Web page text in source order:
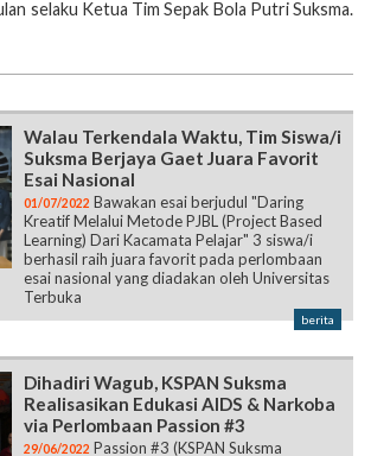
selaku Ketua Tim Sepak Bola Putri Suksma.
Walau Terkendala Waktu, Tim Siswa/i
Suksma Berjaya Gaet Juara Favorit
Esai Nasional
01/07/2022 Bawakan esai berjudul "Daring
Kreatif Melalui Metode PJBL (Project Based
Learning) Dari Kacamata Pelajar" 3 siswa/i
berhasil raih juara favorit pada perlombaan
esai nasional yang diadakan oleh Universitas
Terbuka
berita
Dihadiri Wagub, KSPAN Suksma
Realisasikan Edukasi AIDS & Narkoba
via Perlombaan Passion #3
29/06/2022 Passion #3 (KSPAN Suksma